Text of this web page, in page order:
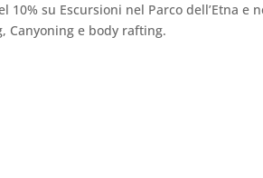
10% su Escursioni nel Parco dell’Etna e
Canyoning e body rafting.